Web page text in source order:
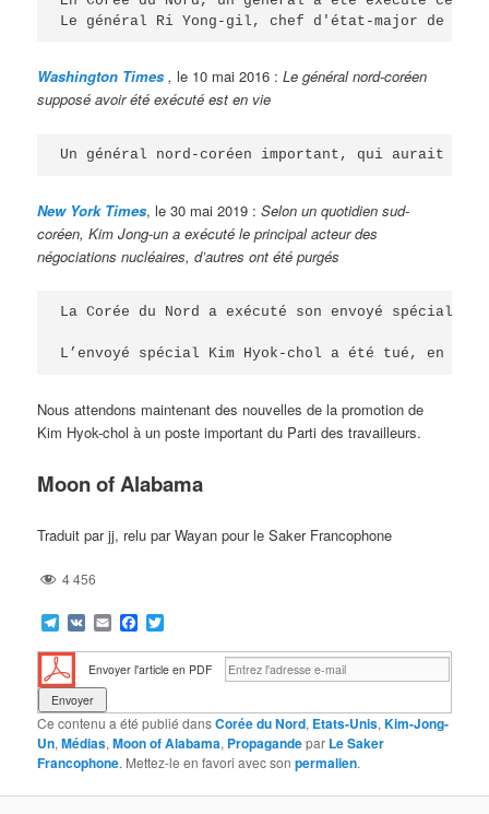
Le général Ri Yong-gil, chef d'état-major de
Washington Times,le 10 mai 2016 :Le général nord-coréen
supposé avoir été exécuté est en vie
Un général nord-coréen important, qui aurait
New York Times, le 30 mai 2019 :Selon un quotidien sud-
coréen, Kim Jong-un a exécuté le principal acteur des
négociations nucléaires, d’autres ont été purgés
La Corée du Nord a exécuté son envoyé spécial
L’envoyé spécial Kim Hyok-chol a été tué, en
Nous attendons maintenant des nouvelles de la promotion de
Kim Hyok-chol à un poste important du Parti des travailleurs.
Moon of Alabama
Traduit par jj, relu par Wayan pour le Saker Francophone
4 456
Telegram
VK EmailFacebook
Envoyer l'article en PDF
Ce contenu a été publié dansCorée du Nord, Etats-Unis,Kim-Jong-
Un,Médias,Moon of Alabama, Propagandepar Le Saker
Francophone. Mettez-le en favori avec sonpermalien.